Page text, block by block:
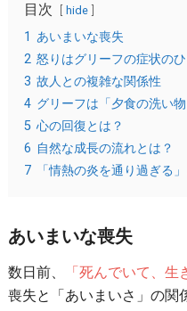
目次 hide
1 あいまいな喪失
2 怒りはグリーフの症状の
3 故人との複雑な関係性
4 グリーフは「夕食の洗い物
5 心の回復とは？
6 自然な成長の流れとは？
7
「情熱の炎を通り過ぎる
あいまいな喪失
数日前、 「死んでいて、
喪失と「あいまいさ」の関